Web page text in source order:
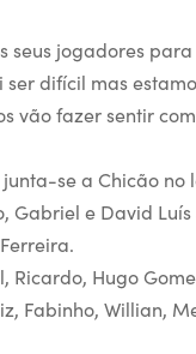
seus jogadores
difícil mas
vão fazer sentir
se a Chicão no
e David
Hugo
Fabinho, Willian,